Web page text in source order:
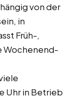
von der
in
Früh-,
Wochenend-
Uhr in Betrieb